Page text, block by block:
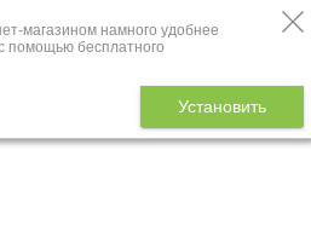
магазином намного удобнее
помощью бесплатного
Установить